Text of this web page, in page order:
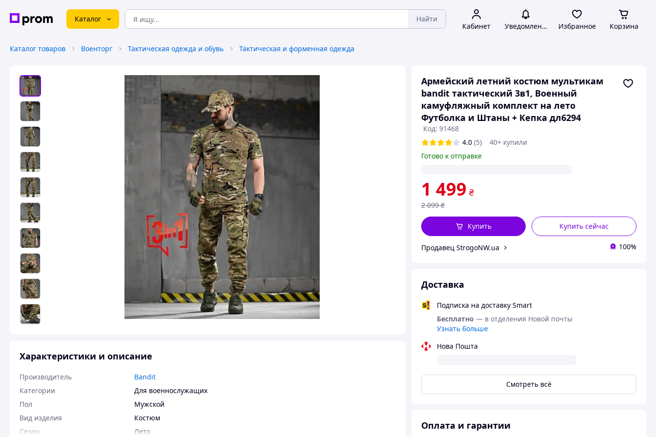
Каталог Найти
Кабинет Уведомления Избранное Корзина
Каталог товаров Военторг Тактическая одежда и обувь Тактическая и форменная одежда
Армейский летний костюм мультикам
bandit тактический 3в1, Военный
камуфляжный комплект на лето
Футболка и Штаны + Кепка дл6294
Код: 91468
4.0 (5)
40+ купили
Готово к отправке
1 499 ₴
2 099 ₴
Купить сейчас
Купить
Продавец StrogoNW.ua 100%
Доставка
Подписка на доставку Smart
Бесплатно — в отделения Новой почты
Узнать больше
Нова Пошта
Смотреть всё
Оплата и гарантии
Характеристики и описание
Производитель
Bandit
Категории
Для военнослужащих
Пол
Мужской
Вид изделия
Костюм
Сезон
Лето